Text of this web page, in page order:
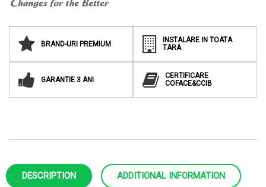
BRAND-URI PREMIUM
INSTALARE IN TOATA
TARA
GARANTIE 3 ANI
CERTIFICARE
COFACE&CCIB
DESCRIPTION ADDITIONAL INFORMATION